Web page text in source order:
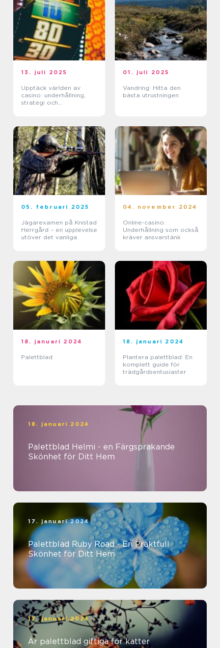
13. juli 2025
Upptäck världen av
casino: underhållning,
strategi och
01. juli 2025
Vandring: Hitta den
bästa utrustningen
05. februari 2025
Jägarexamen på Knistad
Herrgård – en upplevelse
utöver det vanliga
04. november 2024
Online-casino:
Underhållning som också
kräver ansvarstänk
18. januari 2024
Palettblad
18. januari 2024
Plantera palettblad: En
komplett guide för
trädgårdsentusiaster
18. januari 2024
Palettblad Helmi - en Färgsprakande
Skönhet för Ditt Hem
17. januari 2024
Palettblad Ruby Road - En Praktfull
Skönhet för Ditt Hem
17. januari 2024
Är palettblad giftiga för katter